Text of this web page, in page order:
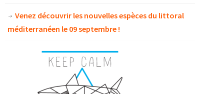
Venez découvrir les nouvelles espèces du littoral
méditerranéen le 09 septembre !